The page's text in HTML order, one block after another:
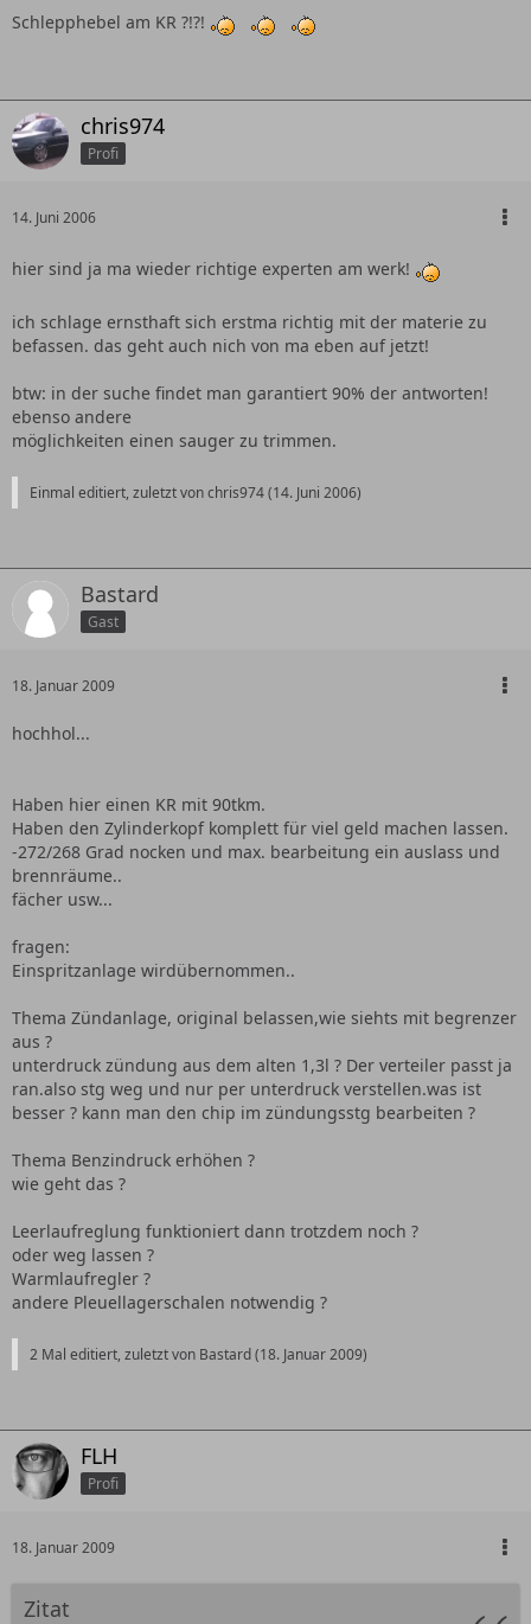
Schlepphebel am KR ?!?!
chris974
Profi
14. Juni 2006
hier sind ja ma wieder richtige experten am werk!
ich schlage ernsthaft sich erstma richtig mit der materie zu
befassen. das geht auch nich von ma eben auf jetzt!
btw: in der suche findet man garantiert 90% der antworten!
ebenso andere
möglichkeiten einen sauger zu trimmen.
Einmal editiert, zuletzt von chris974 (14. Juni 2006)
Bastard
Gast
18. Januar 2009
hochhol...
Haben hier einen KR mit 90tkm.
Haben den Zylinderkopf komplett für viel geld machen lassen.
-272/268 Grad nocken und max. bearbeitung ein auslass und
brennräume..
fächer usw...
fragen:
Einspritzanlage wirdübernommen..
Thema Zündanlage, original belassen,wie siehts mit begrenzer
aus ?
unterdruck zündung aus dem alten 1,3l ? Der verteiler passt ja
ran.also stg weg und nur per unterdruck verstellen.was ist
besser ? kann man den chip im zündungsstg bearbeiten ?
Thema Benzindruck erhöhen ?
wie geht das ?
Leerlaufreglung funktioniert dann trotzdem noch ?
oder weg lassen ?
Warmlaufregler ?
andere Pleuellagerschalen notwendig ?
2 Mal editiert, zuletzt von Bastard (18. Januar 2009)
FLH
Profi
18. Januar 2009
Zitat